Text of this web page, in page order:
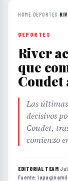
HOME›DEPORTES ›
DEPORTES
River
que
Las
decisivos
Coudet,
comienzo
EDITORIAL TEAM·
Fuente: